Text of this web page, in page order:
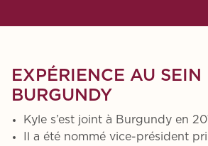
EXPÉRIENCE AU SEIN
BURGUNDY
Kyle s’est joint à Burgundy en
Il a été nommé vice-président